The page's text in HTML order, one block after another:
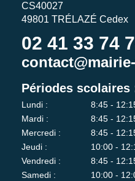
CS40027
49801 TRÉLAZÉ Cedex
02 41 33 74
Périodes scolaires
Lundi :
8:45 -
Mardi :
8:45 -
Mercredi :
8:45 -
Jeudi :
10:00 -
Vendredi :
8:45 -
Samedi :
10:00 -